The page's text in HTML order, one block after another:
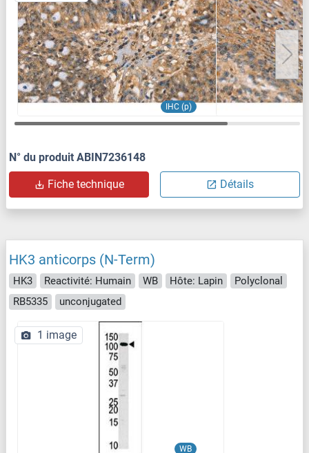
IHC (p)
N° du produit ABIN7236148
Fiche technique Détails
HK3 anticorps (N-Term)
HK3 Reactivité: Humain WB Hôte: Lapin
Polyclonal
RB5335
unconjugated
WB
1 image